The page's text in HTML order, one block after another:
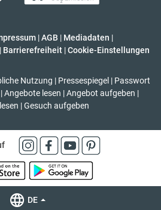
|AGB | Mediadaten |
| Barrierefreiheit | Cookie-Einstellungen
Nutzung | Pressespiegel | Passwort
| Angebote lesen | Angebot aufgeben |
| Gesuch aufgeben
DE